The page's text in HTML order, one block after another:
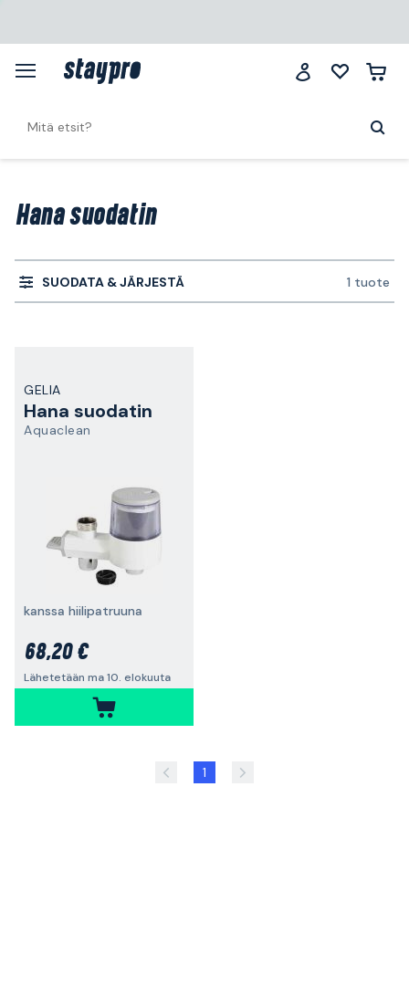
Hana suodatin
SUODATA & JÄRJESTÄ 1 tuote
GELIA
Hana suodatin
Aquaclean
kanssa hiilipatruuna
68,20 €
Lähetetään ma 10. elokuuta
1